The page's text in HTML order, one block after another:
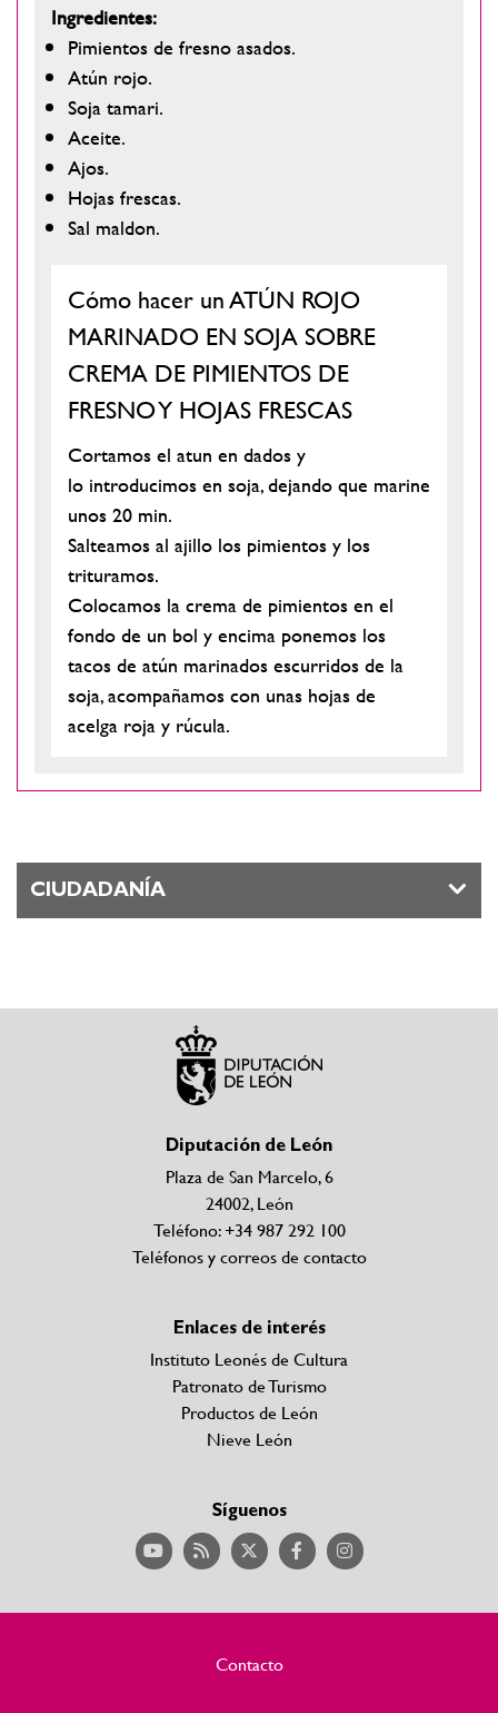
Ingredientes:
Pimientos de fresno asados.
Atún rojo.
Soja tamari.
Aceite.
Ajos.
Hojas frescas.
Sal maldon.
Cómo hacer un ATÚN ROJO
MARINADO EN SOJA SOBRE
CREMA DE PIMIENTOS DE
FRESNO Y HOJAS FRESCAS
Cortamos el atun en dados y
lo introducimos en soja, dejando que marine
unos 20 min.
Salteamos al ajillo los pimientos y los
trituramos.
Colocamos la crema de pimientos en el
fondo de un bol y encima ponemos los
tacos de atún marinados escurridos de la
soja, acompañamos con unas hojas de
acelga roja y rúcula.
CIUDADANÍA
Diputación de León
Plaza de San Marcelo, 6
24002, León
Teléfono: +34 987 292 100
Teléfonos y correos de contacto
Enlaces de interés
Instituto Leonés de Cultura
Patronato de Turismo
Productos de León
Nieve León
Síguenos
Contacto